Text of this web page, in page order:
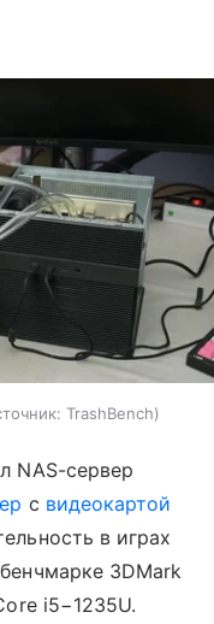
TrashBench
NAS-сервер
с видеокартой
в играх
3DMark
i5−1235U.